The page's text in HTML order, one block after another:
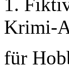
für